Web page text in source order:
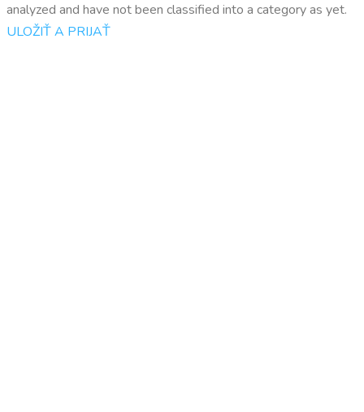
analyzed and have not been classified into a category as yet.
ULOŽIŤ A PRIJAŤ